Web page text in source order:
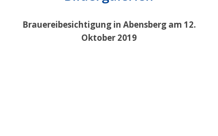
Brauereibesichtigung in Abensberg am 12.
Oktober 2019